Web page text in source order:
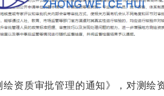
资质审批管理的通知》， 对测绘